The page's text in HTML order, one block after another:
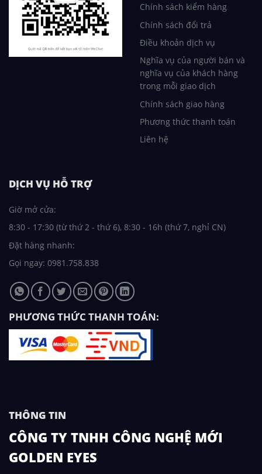
Chính sách kiểm hàng
Chính sách đổi trả
Điều khoản dịch vụ
Nghĩa vụ của người bán và
nghĩa vụ của khách hàng
trong mỗi giao dịch
Chính sách giao hàng
Phương thức thanh toán
Liên hệ
DỊCH VỤ HỖ TRỢ
Giờ mở cửa:
8:30 - 17:30 (từ thứ 2 - thứ 6), 8:30 - 16h (thứ 7, nghỉ CN)
Đặt hàng nhanh:
Gọi ngay: 0981.758.838
PHƯƠNG THỨC THANH TOÁN:
THÔNG TIN
CÔNG TY TNHH CÔNG NGHỆ MỚI
GOLDEN EYES